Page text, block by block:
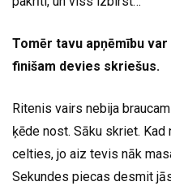
Tomēr tavu apņēmību
finišam devies skriešus.
Ritenis vairs nebija
ķēde nost. Sāku skriet.
celties, jo aiz tevis nāk
Sekundes piecas desmit